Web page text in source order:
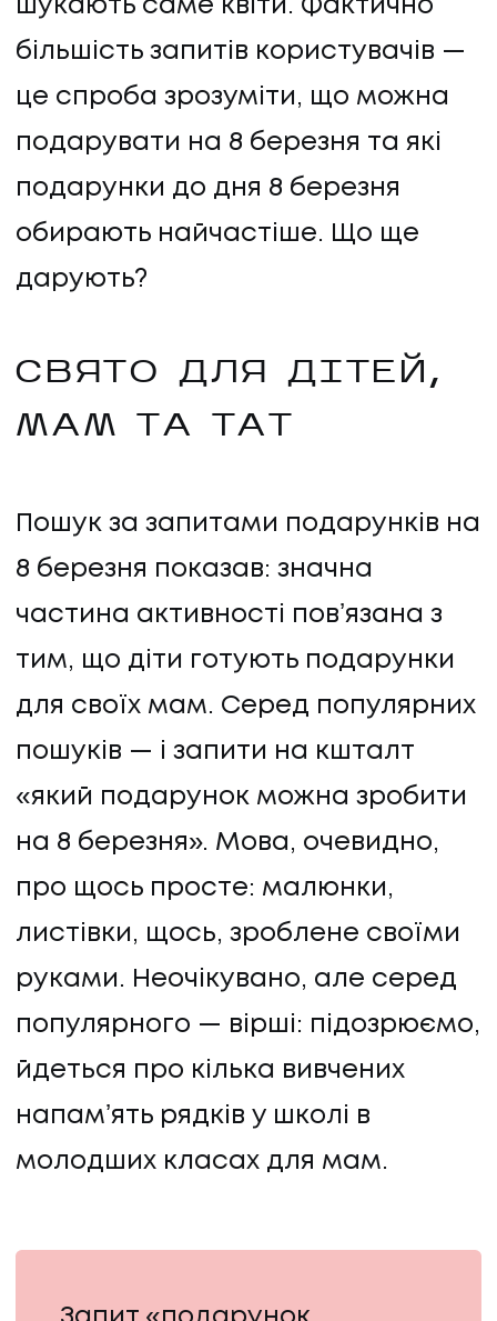
шукають саме квіти. Фактично
більшість запитів користувачів —
це спроба зрозуміти, що можна
подарувати на 8 березня та які
подарунки до дня 8 березня
обирають найчастіше. Що ще
дарують?
СВЯТО ДЛЯ ДІТЕЙ,
МАМ ТА ТАТ
Пошук за запитами подарунків на
8 березня показав: значна
частина активності повʼязана з
тим, що діти готують подарунки
для своїх мам. Серед популярних
пошуків — і запити на кшталт
«який подарунок можна зробити
на 8 березня». Мова, очевидно,
про щось просте: малюнки,
листівки, щось, зроблене своїми
руками. Неочікувано, але серед
популярного — вірші: підозрюємо,
йдеться про кілька вивчених
напамʼять рядків у школі в
молодших класах для мам.
ПОСЛУГИ